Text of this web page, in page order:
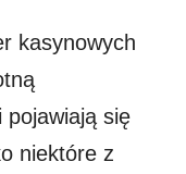
kasynowych
się
niektóre z